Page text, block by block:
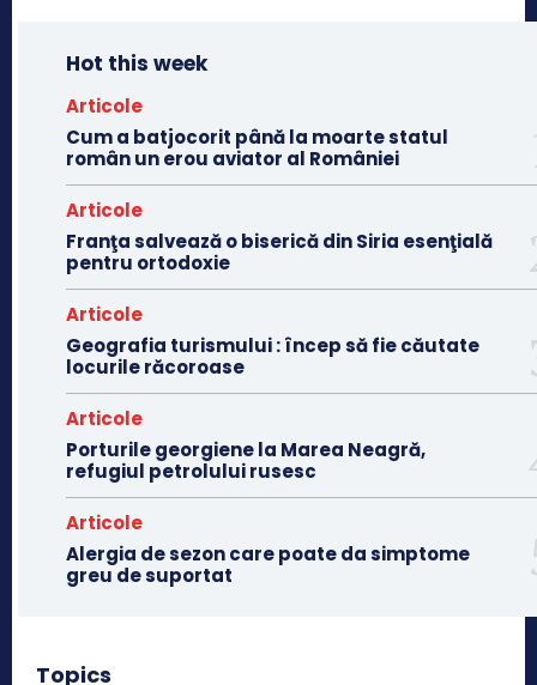
Hot this week
Articole
Cum a batjocorit până la moarte statul
român un erou aviator al României
Articole
Franţa salvează o biserică din Siria esenţială
pentru ortodoxie
Articole
Geografia turismului : încep să fie căutate
locurile răcoroase
Articole
Porturile georgiene la Marea Neagră,
refugiul petrolului rusesc
Articole
Alergia de sezon care poate da simptome
greu de suportat
Topics